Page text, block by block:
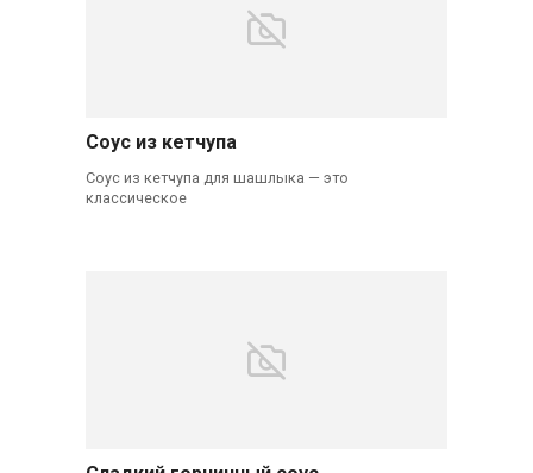
Соус из кетчупа
Соус из кетчупа для шашлыка — это
классическое